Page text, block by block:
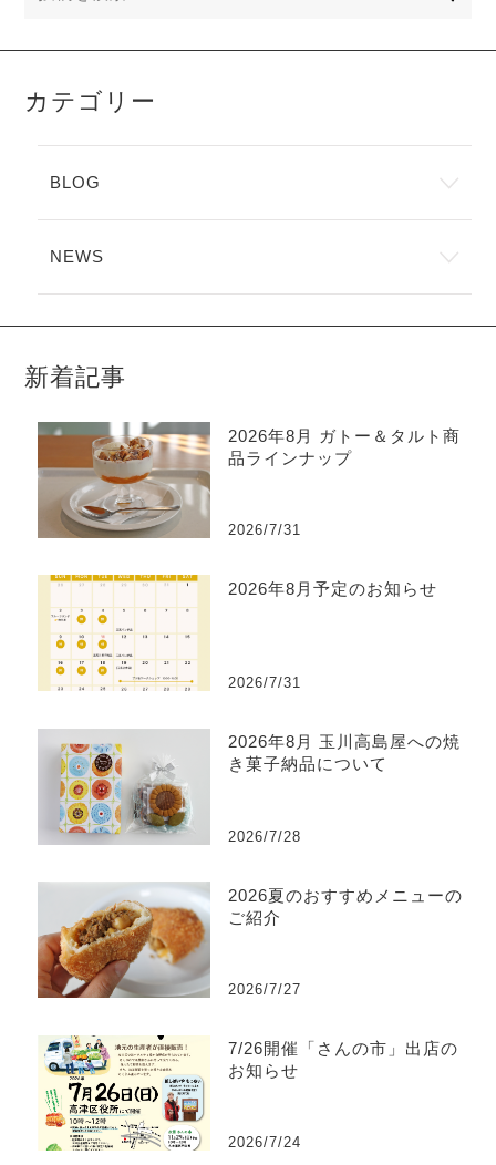
カテゴリー
BLOG
NEWS
新着記事
2026年8月 ガトー＆タルト商
品ラインナップ
2026/7/31
2026年8月予定のお知らせ
2026/7/31
2026年8月 玉川高島屋への焼
き菓子納品について
2026/7/28
2026夏のおすすめメニューの
ご紹介
2026/7/27
7/26開催「さんの市」出店の
お知らせ
2026/7/24